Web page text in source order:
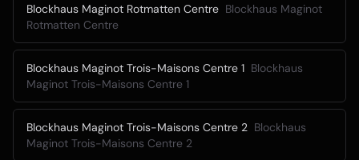
Blockhaus Maginot Rotmatten Centre Blockhaus Maginot
Rotmatten Centre
Blockhaus Maginot Trois-Maisons Centre 1 Blockhaus
Maginot Trois-Maisons Centre 1
Blockhaus Maginot Trois-Maisons Centre 2 Blockhaus
Maginot Trois-Maisons Centre 2